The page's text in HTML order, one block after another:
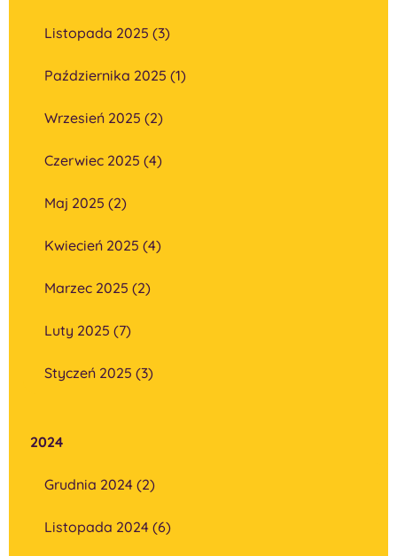
Listopada 2025 (3)
Października 2025 (1)
Wrzesień 2025 (2)
Czerwiec 2025 (4)
Maj 2025 (2)
Kwiecień 2025 (4)
Marzec 2025 (2)
Luty 2025 (7)
Styczeń 2025 (3)
2024
Grudnia 2024 (2)
Listopada 2024 (6)